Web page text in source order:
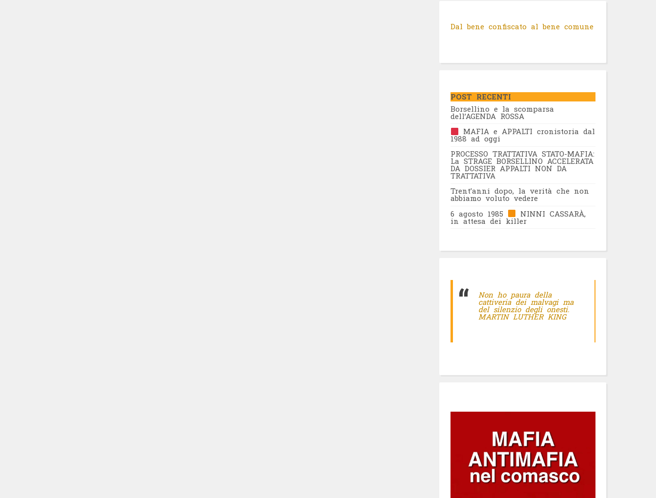
Dal bene confiscato al bene comune
POST RECENTI
Borsellino e la scomparsa
dell’AGENDA ROSSA
MAFIA e APPALTI cronistoria dal
1988 ad oggi
PROCESSO TRATTATIVA STATO-MAFIA:
La STRAGE BORSELLINO ACCELERATA
DA DOSSIER APPALTI NON DA
TRATTATIVA
Trent’anni dopo, la verità che non
abbiamo voluto vedere
6 agosto 1985
NINNI CASSARÀ,
in attesa dei killer
Non ho paura della
cattiveria dei malvagi ma
del silenzio degli onesti.
MARTIN LUTHER KING